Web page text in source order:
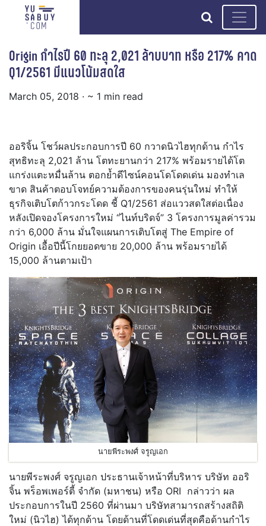
search
Origin กำไรปี 60 ทะลุ 2,021 ล้าบบาท หรือ 217% คาด
Q1/2561 มีแนวโน้มสดใส
March 05, 2018 · ~ 1 min read
ออริจิ้น โชว์ผลประกอบการปี 60 กวาดนิวไฮทุกด้าน กำไร
สุทธิทะลุ 2,021 ล้าน โตทะยานกว่า 217% พร้อมรายได้โต
แกร่งแตะหมื่นล้าน ตอกย้ำดีไซน์คอนโดโดดเด่น มองทำเล
ขาด สินค้าตอบโจทย์ความต้องการของคนรุ่นใหม่ ทำให้
ธุรกิจเติบโตก้าวกระโดด ชี้ Q1/2561 ส่อแววสดใสต่อเนื่อง
หลังเปิดจองโครงการใหม่ “ไนท์บริดจ์” 3 โครงการมูลค่ารวม
กว่า 6,000 ล้าน มั่นใจแผนการเติบโตสู่ The Empire of
Origin เอื้อปีนี้โกยยอดขาย 20,000 ล้าน พร้อมรายได้
15,000 ล้านตามเป้า
นายพีระพงศ์ จรูญเอก
นายพีระพงศ์ จรูญเอก ประธานเจ้าหน้าที่บริหาร บริษัท ออริ
จิ้น พร็อพเพอร์ตี้ จำกัด (มหาชน) หรือ ORI กล่าวว่า ผล
ประกอบการในปี 2560 ที่ผ่านมา บริษัทสามารถสร้างสถิติ
ใหม่ (นิวไฮ) ได้ทุกด้าน โดยด้านที่โดดเด่นที่สุดคือด้านกำไร